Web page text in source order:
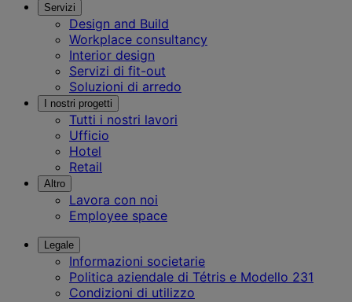
Servizi
Design and Build
Workplace consultancy
Interior design
Servizi di fit-out
Soluzioni di arredo
I nostri progetti
Tutti i nostri lavori
Ufficio
Hotel
Retail
Altro
Lavora con noi
Employee space
Legale
Informazioni societarie
Politica aziendale di Tétris e Modello 231
Condizioni di utilizzo